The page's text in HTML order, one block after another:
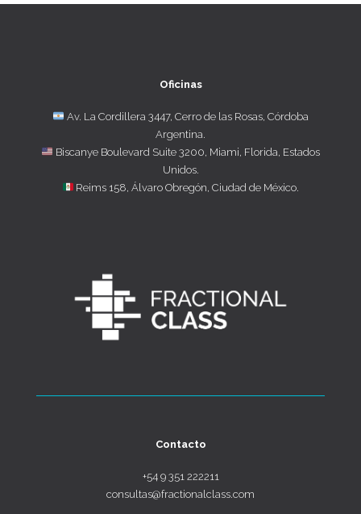
Oficinas
Av. La Cordillera 3447, Cerro de las Rosas, Córdoba
Argentina.
Biscanye Boulevard Suite 3200, Miami, Florida, Estados
Unidos.
Reims 158, Álvaro Obregón, Ciudad de México.
Contacto
+54 9 351 222211
consultas@fractionalclass.com